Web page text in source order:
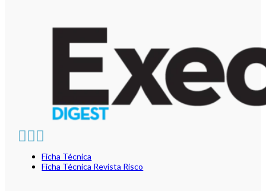
Ficha Técnica
Ficha Técnica Revista Risco